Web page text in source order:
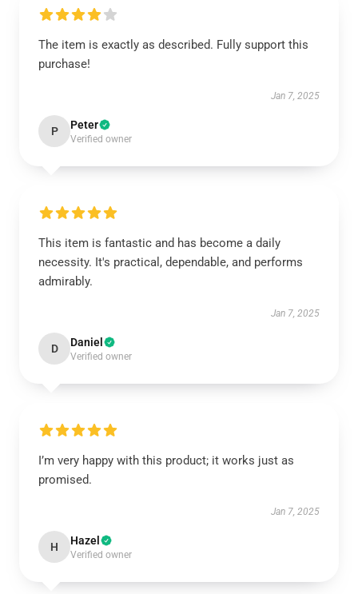
The item is exactly as described. Fully support this
purchase!
Jan 7, 2025
P Peter
Verified owner
This item is fantastic and has become a daily
necessity. It's practical, dependable, and performs
admirably.
Jan 7, 2025
D Daniel
Verified owner
I’m very happy with this product; it works just as
promised.
Jan 7, 2025
H Hazel
Verified owner